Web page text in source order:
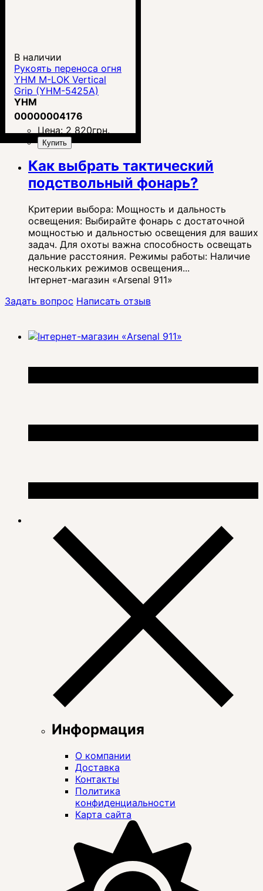
В наличии
Рукоять переноса огня
YHM M-LOK Vertical
Grip (YHM-5425A)
YHM
00000004176
Цена: 2 820грн.
Купить
Как выбрать тактический
подствольный фонарь?
Критерии выбора: Мощность и дальность
освещения: Выбирайте фонарь с достаточной
мощностью и дальностью освещения для ваших
задач. Для охоты важна способность освещать
дальние расстояния. Режимы работы: Наличие
нескольких режимов освещения...
Інтернет-магазин «Arsenal 911»
Задать вопрос Написать отзыв
Информация
О компании
Доставка
Контакты
Политика
конфиденциальности
Карта сайта